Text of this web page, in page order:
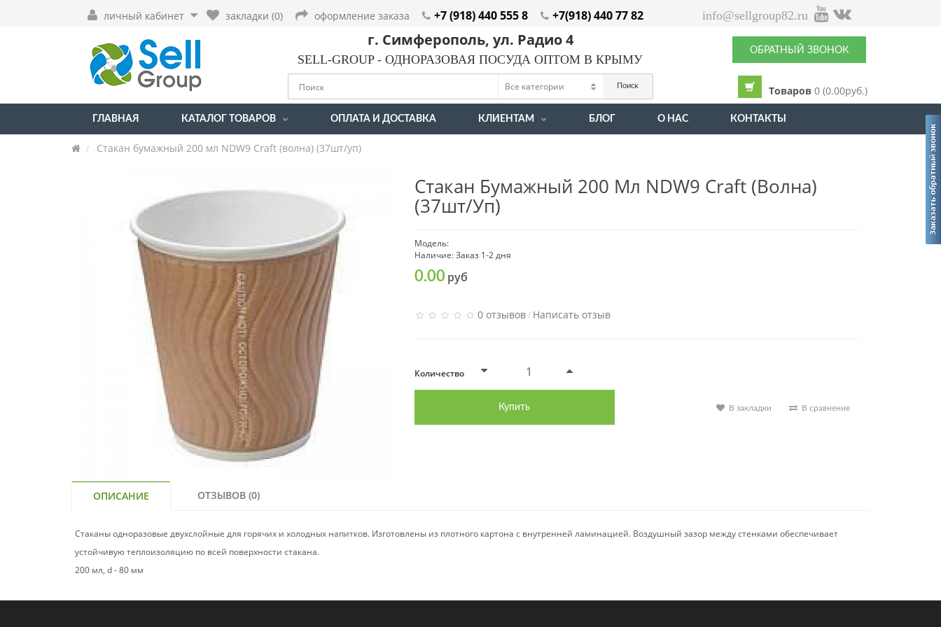
личный кабинет закладки (0) оформление заказа +7 (918) 440 555 8 +7(918) 440 77 82 info@sellgroup82.ru
г. Симферополь, ул. Радио 4
SELL-GROUP - ОДНОРАЗОВАЯ ПОСУДА ОПТОМ В КРЫМУ
ОБРАТНЫЙ ЗВОНОК
Поиск Товаров0 (0.00руб.)
ГЛАВНАЯ КАТАЛОГ ТОВАРОВ ОПЛАТА И ДОСТАВКА КЛИЕНТАМ БЛОГ О НАС КОНТАКТЫ
Стакан бумажный 200 мл NDW9 Craft (волна) (37шт/уп)
Стакан Бумажный 200 Мл NDW9 Craft (волна)
(37шт/уп)
Модель:
Наличие: Заказ 1-2 дня
0.00руб
0 отзывов/ Написать отзыв
Количество
Купить В закладки В сравнение
ОПИСАНИЕ ОТЗЫВОВ (0)
Стаканы одноразовые двухслойные для горячих и холодных напитков. Изготовлены из плотного картона с внутренней ламинацией. Воздушный зазор между стенками обеспечивает
устойчивую теплоизоляцию по всей поверхности стакана.
200 мл, d - 80 мм